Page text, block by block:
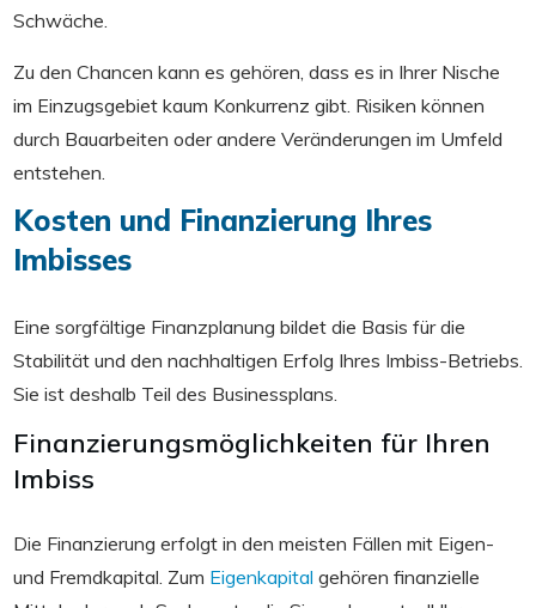
Schwäche.
Zu den Chancen kann es gehören, dass es in Ihrer Nische
im Einzugsgebiet kaum Konkurrenz gibt. Risiken können
durch Bauarbeiten oder andere Veränderungen im Umfeld
entstehen.
Kosten und Finanzierung Ihres
Imbisses
Eine sorgfältige Finanzplanung bildet die Basis für die
Stabilität und den nachhaltigen Erfolg Ihres Imbiss-Betriebs.
Sie ist deshalb Teil des Businessplans.
Finanzierungsmöglichkeiten für Ihren
Imbiss
Die Finanzierung erfolgt in den meisten Fällen mit Eigen-
und Fremdkapital. Zum Eigenkapital gehören finanzielle